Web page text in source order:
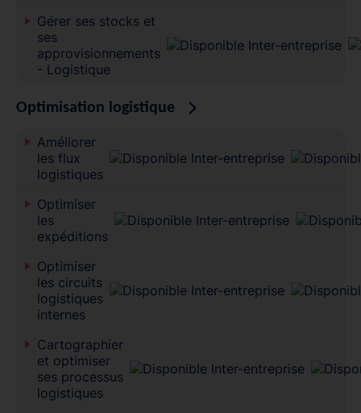
Gérer ses stocks et
ses
approvisionnements
- Logistique
Optimisation logistique
Améliorer
les flux
logistiques
Optimiser
les
expéditions
Optimiser
les circuits
logistiques
internes
Cartographier
et optimiser
ses processus
logistiques